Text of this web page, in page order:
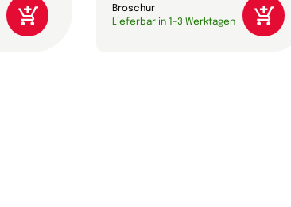
Broschur
Lieferbar in 1-3 Werktagen